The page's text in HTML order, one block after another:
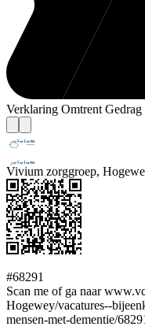
Verklaring Omtrent Gedrag
Vivium zorggroep,
#68291
Scan me of ga naar
Hogewey/vacatures--
mensen-met-dementie/